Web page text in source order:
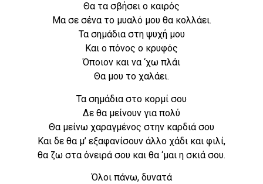
Θα τα σβήσει ο καιρός
Μα σε σένα το μυαλό μου θα κολλάει.
Τα σημάδια στη ψυχή μου
Και ο πόνος ο κρυφός
Όποιον και να ‘χω πλάι
Θα μου το χαλάει.
Τα σημάδια στο κορμί σου
Δε θα μείνουν για πολύ
Θα μείνω χαραγμένος στην καρδιά σου
Και δε θα μ’ εξαφανίσουν άλλο χάδι και φιλί,
θα ζω στα όνειρά σου και θα ‘μαι η σκιά σου.
Όλοι πάνω, δυνατά